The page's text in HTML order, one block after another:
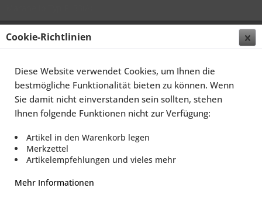
SCHMIDT FELGEN 20 ZOLL CC-LINE FÜR FERRARI
MARANELLO 550/575, HIGHGLOSS SILBER
Cookie-Richtlinien
Diese Website verwendet Cookies, um Ihnen die
bestmögliche Funktionalität bieten zu können. Wenn
Sie damit nicht einverstanden sein sollten, stehen
Ihnen folgende Funktionen nicht zur Verfügung:
Artikel in den Warenkorb legen
Merkzettel
Artikelempfehlungen und vieles mehr
Mehr Informationen